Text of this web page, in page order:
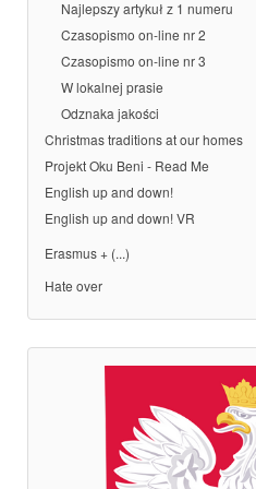
Najlepszy artykuł z 1 numeru
Czasopismo on-line nr 2
Czasopismo on-line nr 3
W lokalnej prasie
Odznaka jakości
Christmas traditions at our homes
Projekt Oku Beni - Read Me
English up and down!
English up and down! VR
Erasmus + (...)
Hate over